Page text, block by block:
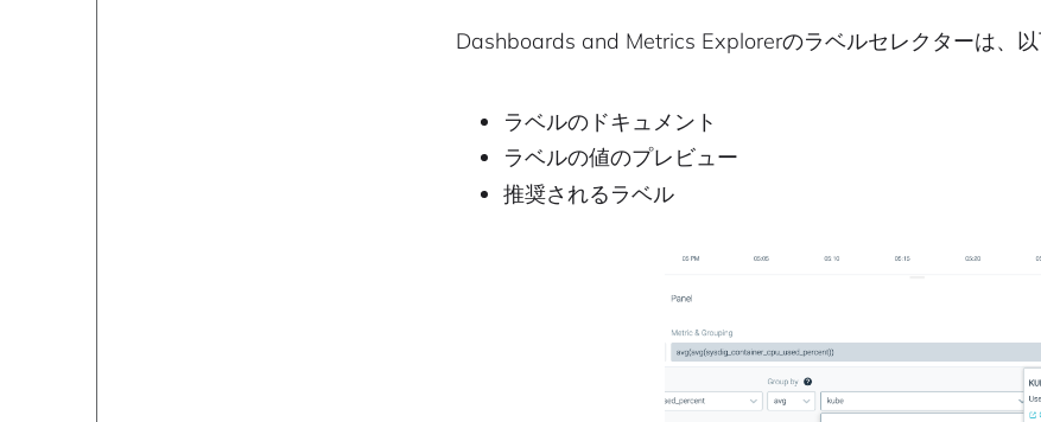
Dashboards and Metrics Explorerのラベルセレクターは、
ラベルのドキュメント
ラベルの値のプレビュー
推奨されるラベル